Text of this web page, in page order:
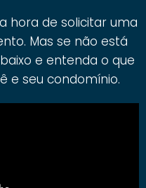
hora de solicitar uma
Mas se não está
e entenda o que
e seu condomínio.